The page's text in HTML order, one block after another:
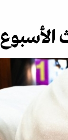
الأسبوع